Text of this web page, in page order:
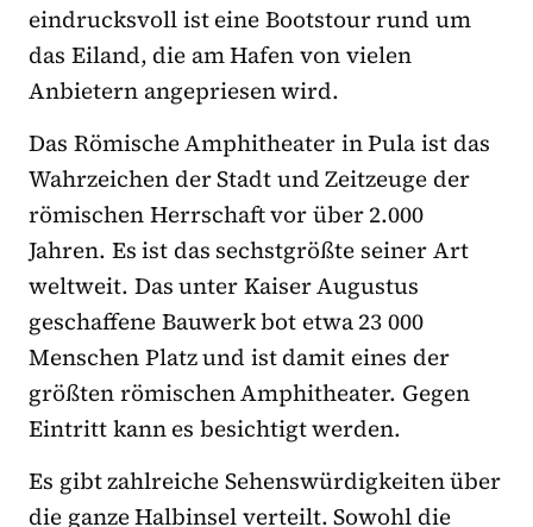
eindrucksvoll ist eine Bootstour rund um
das Eiland, die am Hafen von vielen
Anbietern angepriesen wird.
Das Römische Amphitheater in Pula ist das
Wahrzeichen der Stadt und Zeitzeuge der
römischen Herrschaft vor über 2.000
Jahren. Es ist das sechstgrößte seiner Art
weltweit. Das unter Kaiser Augustus
geschaffene Bauwerk bot etwa 23 000
Menschen Platz und ist damit eines der
größten römischen Amphitheater. Gegen
Eintritt kann es besichtigt werden.
Es gibt zahlreiche Sehenswürdigkeiten über
die ganze Halbinsel verteilt. Sowohl die